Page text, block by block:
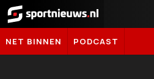
Sportnieuws.nl
NET BINNEN PODCAST